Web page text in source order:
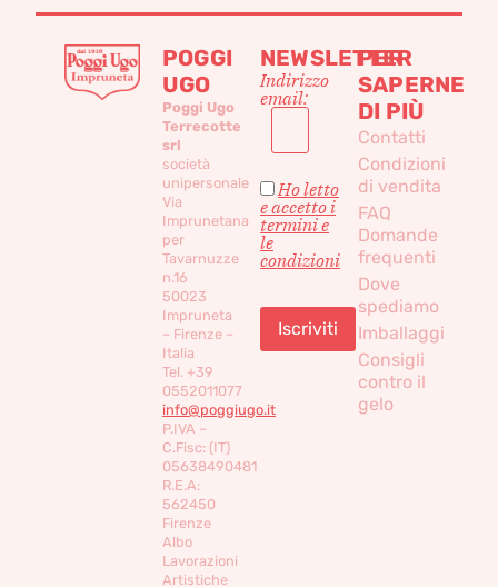
POGGI
UGO
Poggi Ugo
Terrecotte
srl
società
unipersonale
Via
Imprunetana
per
Tavarnuzze
n.16
50023
Impruneta
– Firenze –
Italia
Tel. +39
0552011077
info@poggiugo.it
P.IVA –
C.Fisc: (IT)
05638490481
R.E.A:
562450
Firenze
Albo
Lavorazioni
Artistiche
NEWSLETTER
Indirizzo
email:
Ho letto
e accetto i
termini e
le
condizioni
PER
SAPERNE
DI PIÙ
Contatti
Condizioni
di vendita
FAQ
Domande
frequenti
Dove
spediamo
Imballaggi
Consigli
contro il
gelo